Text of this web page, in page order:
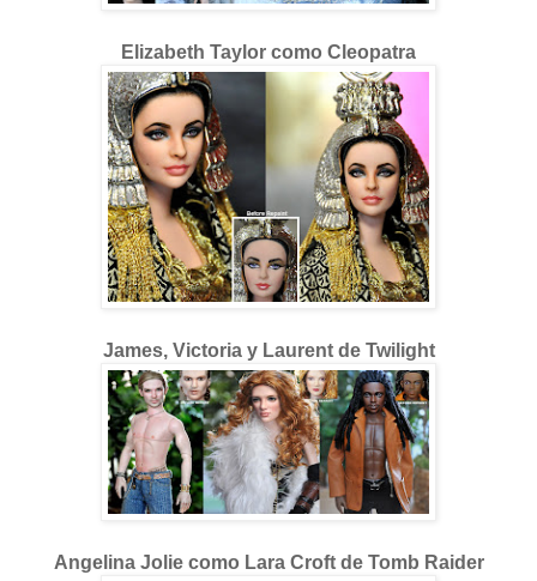
Elizabeth Taylor como Cleopatra
James, Victoria y Laurent de Twilight
Angelina Jolie como Lara Croft de Tomb Raider